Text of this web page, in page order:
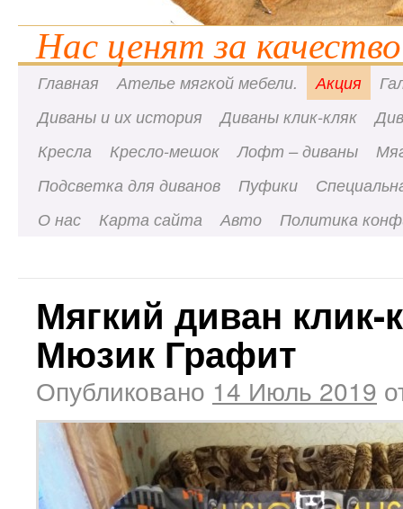
Нас ценят за
Главная Ателье мягкой мебели. Акция
Диваны и их история
Диваны клик-кляк
Кресла
Кресло-мешок Лофт – диваны
Подсветка для диванов
Пуфики
О нас
Карта сайта Авто Политика
Мягкий диван клик-
Мюзик Графит
Опубликовано 14 Июль 2019